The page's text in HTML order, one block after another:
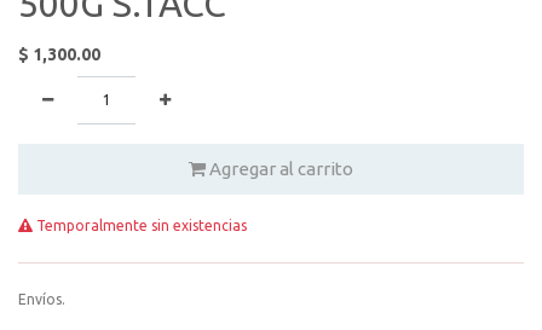
$ 1,300.00
Agregar al carrito
Temporalmente sin existencias
Envíos.